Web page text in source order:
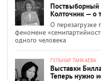
Поствыборный
Колточник — о
О перезагрузке
феномене
одного человека
ГУЛЬНАР ТАНКАЕВА
Выставки
Теперь нужно